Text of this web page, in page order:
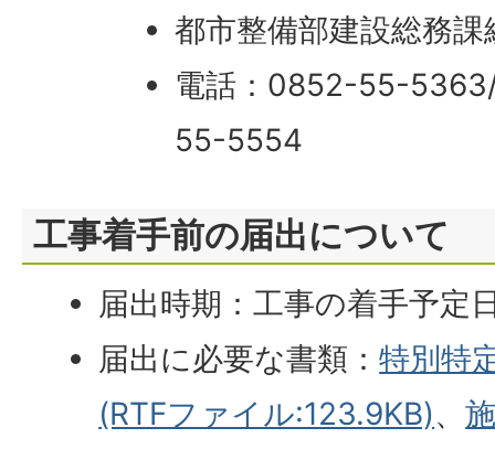
都市整備部建設総務課
電話：0852-55-
55-5554
工事着手前の届出について
届出時期：工事の着手予定
届出に必要な書類：特別特
(RTFファイル:123.9KB)、